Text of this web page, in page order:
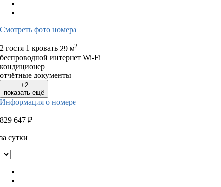
Смотреть фото номера
2 гостя 1 кровать 29 м2
беспроводной интернет Wi-Fi
кондиционер
отчётные документы
+2
показать ещё
Информация о номере
829 647 ₽
за сутки